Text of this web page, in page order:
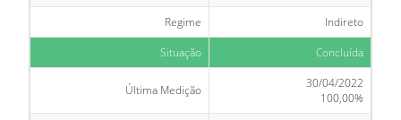
Regime
Indireto
Situação
Concluída
Última Medição
30/04/2022
100,00%